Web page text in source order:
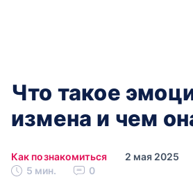
Что такое
измена и чем
Как познакомиться
2 мая 2025
5 мин.
0